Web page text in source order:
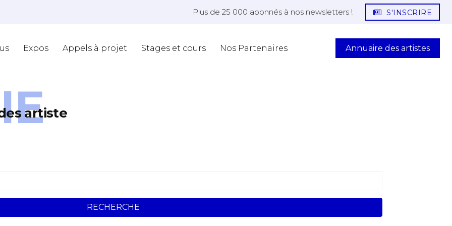
Plus de 25 000 abonnés à nos newsletters ! S'INSCRIRE
Expos Appels à projet Stages et cours Nos Partenaires Annuaire des artistes
artiste
RECHERCHE